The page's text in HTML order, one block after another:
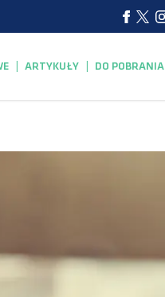
ARTYKUŁY DO POBRANIA